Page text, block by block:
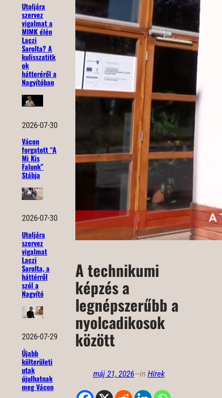
Utoljára
szervez
vigalmat a
MIMK élén
Laczi
Sarolta? A
kulisszatitk
ok
hátteréről a
Nagyítóban
2026-07-30
Vácon
forgatott “A
Mi Kis
Falunk”
Stábja
2026-07-30
Utoljára
szervez
vigalmat
Laczi
Sarolta, a
háttérről
szól a
Nagyító
2026-07-29
Újabb
külterületi
utak
újulhatnak
meg Vácon
A technikumi
képzés a
legnépszerűbb a
nyolcadikosok
között
máj 21, 2026—in Hírek